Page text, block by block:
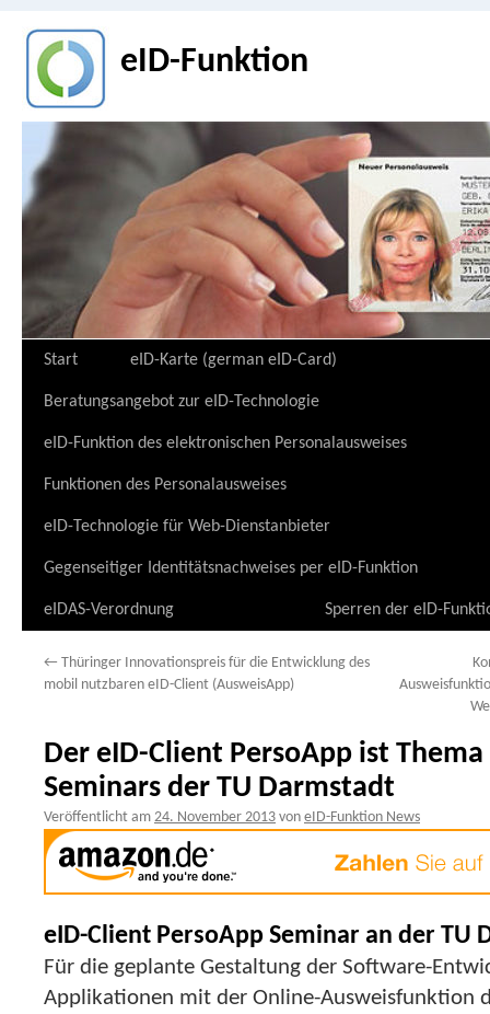
eID-Funktion
Zum
Inhalt
springen
Start eID-Karte (german eID-Card)
Beratungsangebot zur eID-Technologie
eID-Funktion des elektronischen Personalausweises
Funktionen des Personalausweises
eID-Technologie für Web-Dienstanbieter
Gegenseitiger Identitätsnachweises per eID-Funktion
eIDAS-Verordnung Sperren der eID-
← Thüringer Innovationspreis für die Entwicklung des
mobil nutzbaren eID-Client (AusweisApp)
Der eID-Client PersoApp ist
Seminars der TU Darmstadt
Veröffentlicht am 24. November 2013 von eID-Funktion News
eID-Client PersoApp Seminar an der TU
Für die geplante Gestaltung der Software-
Applikationen mit der Online-Ausweisfunktion